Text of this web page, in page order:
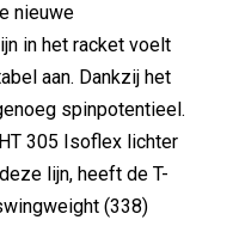
nieuwe
in het racket voelt
aan. Dankzij het
spinpotentieel.
305 Isoflex lichter
lijn, heeft de T-
(338)